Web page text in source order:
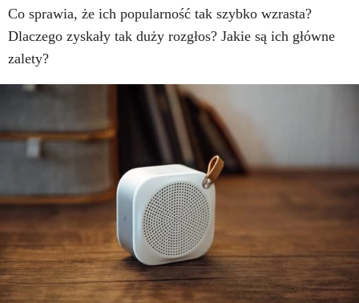
Co sprawia, że ich popularność tak szybko wzrasta?
Dlaczego zyskały tak duży rozgłos? Jakie są ich główne
zalety?